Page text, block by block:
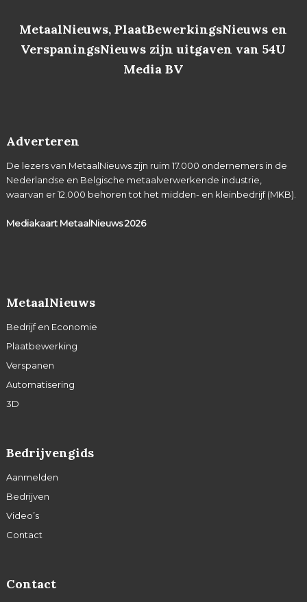
MetaalNieuws, PlaatBewerkingsNieuws en
VerspaningsNieuws zijn uitgaven van 54U
Media BV
Adverteren
De lezers van MetaalNieuws zijn ruim 17.000 ondernemers in de
Nederlandse en Belgische metaalverwerkende industrie,
waarvan er 12.000 behoren tot het midden- en kleinbedrijf (MKB).
Mediakaart MetaalNieuws2026
MetaalNieuws
Bedrijf en Economie
Plaatbewerking
Verspanen
Automatisering
3D
Bedrijvengids
Aanmelden
Bedrijven
Video’s
Contact
Contact